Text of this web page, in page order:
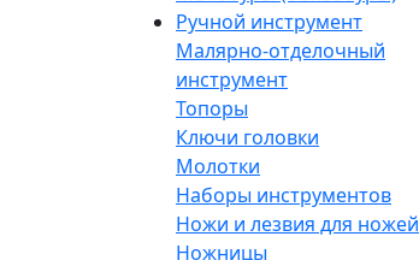
Ручной инструмент
Малярно-отделочный
инструмент
Топоры
Ключи головки
Молотки
Наборы инструментов
Ножи и лезвия для ножей
Ножницы